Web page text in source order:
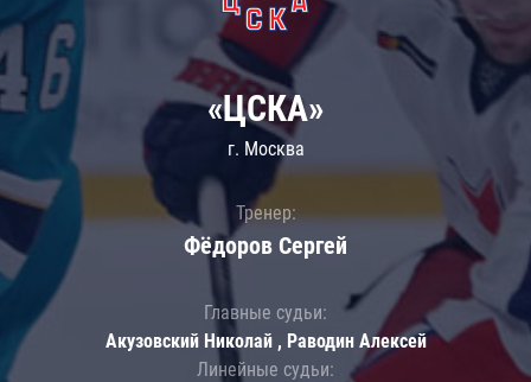
«ЦСКА»
г. Москва
Тренер:
Фёдоров Сергей
Главные судьи:
Акузовский Николай , Раводин Алексей
Линейные судьи: